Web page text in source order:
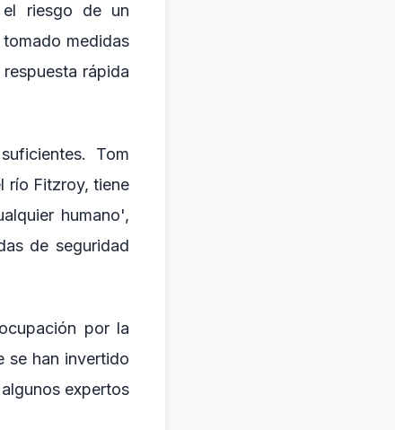
el riesgo de un
medidas
rápida
Tom
río Fitzroy, tiene
humano',
de seguridad
por la
se han invertido
expertos